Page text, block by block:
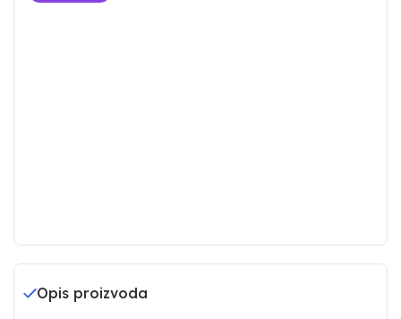
Opis proizvoda